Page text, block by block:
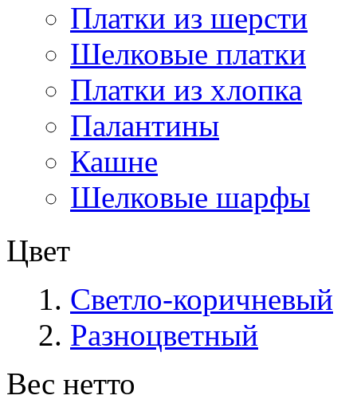
Платки из шерсти
Шелковые платки
Платки из хлопка
Палантины
Кашне
Шелковые шарфы
Цвет
Светло-коричневый
Разноцветный
Вес нетто